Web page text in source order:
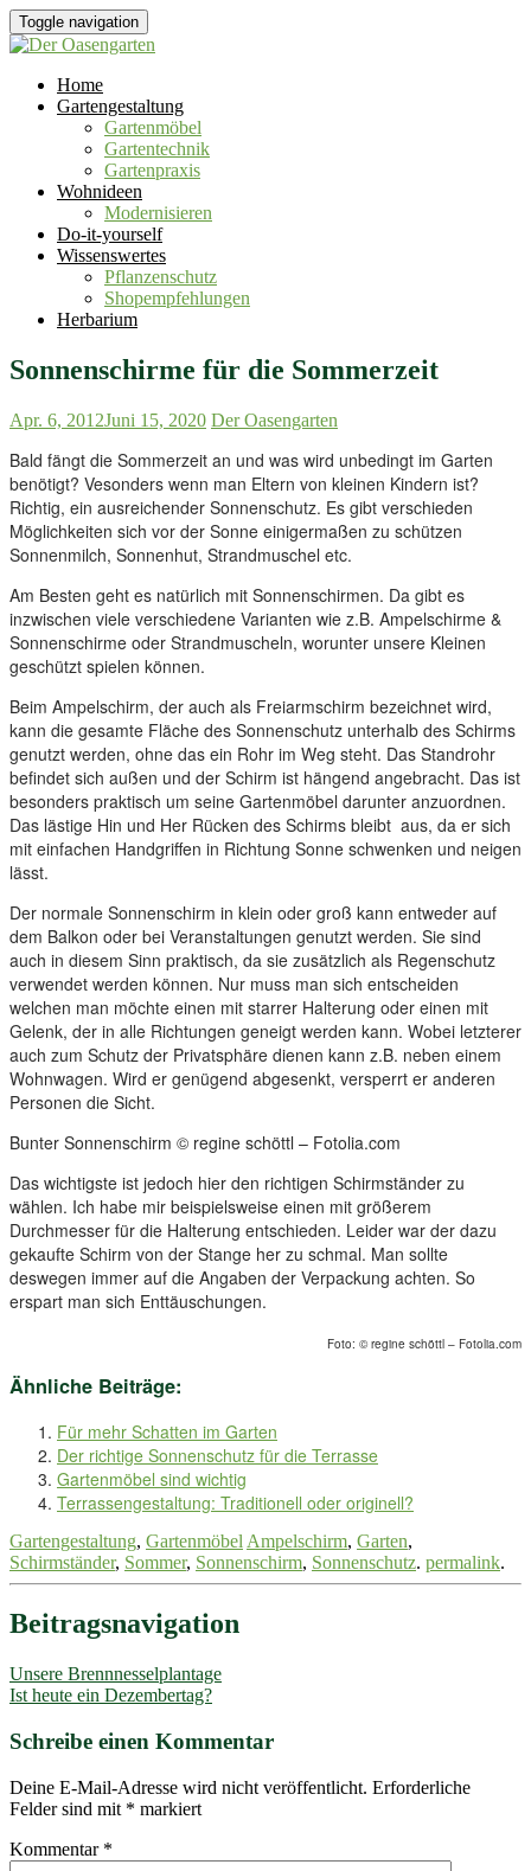
Toggle navigation
Home
Gartengestaltung
Gartenmöbel
Gartentechnik
Gartenpraxis
Wohnideen
Modernisieren
Do-it-yourself
Wissenswertes
Pflanzenschutz
Shopempfehlungen
Herbarium
Sonnenschirme für die Sommerzeit
Apr. 6, 2012Juni 15, 2020 Der Oasengarten
Bald fängt die Sommerzeit an und was wird unbedingt im Garten
benötigt? Vesonders wenn man Eltern von kleinen Kindern ist?
Richtig, ein ausreichender Sonnenschutz. Es gibt verschieden
Möglichkeiten sich vor der Sonne einigermaßen zu schützen
Sonnenmilch, Sonnenhut, Strandmuschel etc.
Am Besten geht es natürlich mit Sonnenschirmen. Da gibt es
inzwischen viele verschiedene Varianten wie z.B. Ampelschirme &
Sonnenschirme oder Strandmuscheln, worunter unsere Kleinen
geschützt spielen können.
Beim Ampelschirm, der auch als Freiarmschirm bezeichnet wird,
kann die gesamte Fläche des Sonnenschutz unterhalb des Schirms
genutzt werden, ohne das ein Rohr im Weg steht. Das Standrohr
befindet sich außen und der Schirm ist hängend angebracht. Das ist
besonders praktisch um seine Gartenmöbel darunter anzuordnen.
Das lästige Hin und Her Rücken des Schirms bleibt aus, da er sich
mit einfachen Handgriffen in Richtung Sonne schwenken und neigen
lässt.
Der normale Sonnenschirm in klein oder groß kann entweder auf
dem Balkon oder bei Veranstaltungen genutzt werden. Sie sind
auch in diesem Sinn praktisch, da sie zusätzlich als Regenschutz
verwendet werden können. Nur muss man sich entscheiden
welchen man möchte einen mit starrer Halterung oder einen mit
Gelenk, der in alle Richtungen geneigt werden kann. Wobei letzterer
auch zum Schutz der Privatsphäre dienen kann z.B. neben einem
Wohnwagen. Wird er genügend abgesenkt, versperrt er anderen
Personen die Sicht.
Bunter Sonnenschirm © regine schöttl – Fotolia.com
Das wichtigste ist jedoch hier den richtigen Schirmständer zu
wählen. Ich habe mir beispielsweise einen mit größerem
Durchmesser für die Halterung entschieden. Leider war der dazu
gekaufte Schirm von der Stange her zu schmal. Man sollte
deswegen immer auf die Angaben der Verpackung achten. So
erspart man sich Enttäuschungen.
Foto: © regine schöttl – Fotolia.com
Ähnliche Beiträge:
Für mehr Schatten im Garten
Der richtige Sonnenschutz für die Terrasse
Gartenmöbel sind wichtig
Terrassengestaltung: Traditionell oder originell?
Gartengestaltung, Gartenmöbel Ampelschirm, Garten,
Schirmständer, Sommer, Sonnenschirm, Sonnenschutz. permalink.
Beitragsnavigation
Unsere Brennnesselplantage
Ist heute ein Dezembertag?
Schreibe einen Kommentar
Deine E-Mail-Adresse wird nicht veröffentlicht. Erforderliche
Felder sind mit * markiert
Kommentar *